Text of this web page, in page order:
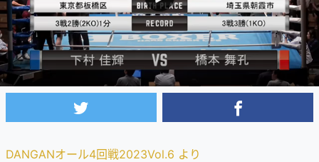
DANGANオール4回戦2023Vol.6 より